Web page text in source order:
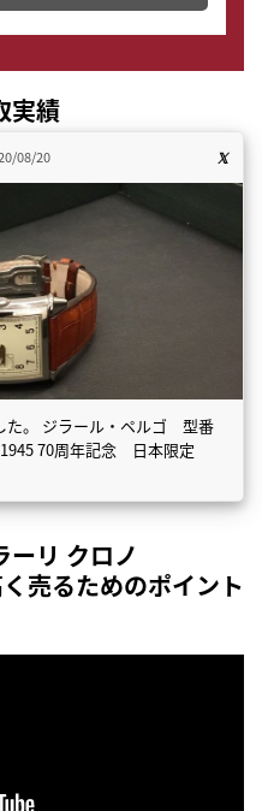
実績
08/20
た。 ジラール・ペルゴ 型番
70周年記念 日本限定
ーリ クロノ
売るためのポイント